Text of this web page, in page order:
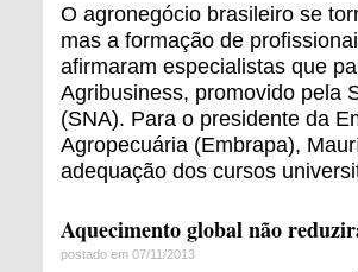
O agronegócio brasileiro se
mas a formação de
afirmaram especialistas que
Agribusiness, promovido pela
(SNA). Para o presidente da
Agropecuária (Embrapa),
adequação dos cursos
Aquecimento global não
postado em 07/11/2013